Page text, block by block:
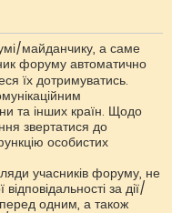
у
к
майданчику, а саме
форуму автоматично
їх дотримуватись.
та інших країн. Щодо
звертатися до
особистих
учасників форуму, не
за дії/
одним, а також